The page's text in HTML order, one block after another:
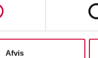
Afvis
<